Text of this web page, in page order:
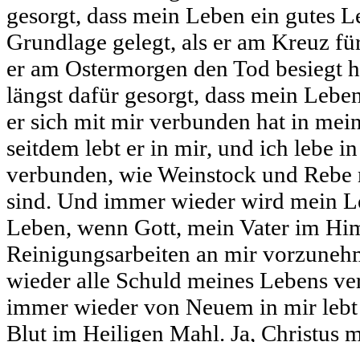
gesorgt, dass mein Leben ein gutes
Grundlage gelegt, als er am Kreuz
er am Ostermorgen den Tod besiegt
längst dafür gesorgt, dass mein
er sich mit mir verbunden hat in
seitdem lebt er in mir, und ich lebe
verbunden, wie Weinstock und
sind. Und immer wieder wird mein
Leben, wenn Gott, mein Vater im
Reinigungsarbeiten an mir
wieder alle Schuld meines Lebens
immer wieder von Neuem in mir
Blut im Heiligen Mahl. Ja, Christus